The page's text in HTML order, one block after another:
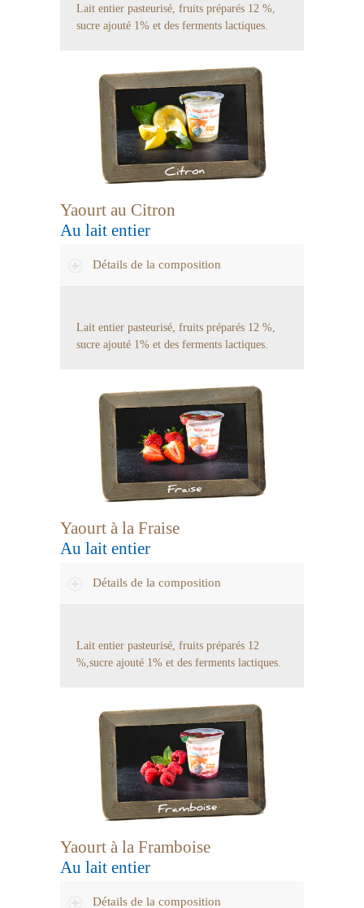
Lait entier pasteurisé, fruits préparés 12 %,
sucre ajouté 1% et des ferments lactiques.
Yaourt au Citron
Au lait entier
Détails de la composition
Lait entier pasteurisé, fruits préparés 12 %,
sucre ajouté 1% et des ferments lactiques.
Yaourt à la Fraise
Au lait entier
Détails de la composition
Lait entier pasteurisé, fruits préparés 12
%,sucre ajouté 1% et des ferments lactiques.
Yaourt à la Framboise
Au lait entier
Détails de la composition